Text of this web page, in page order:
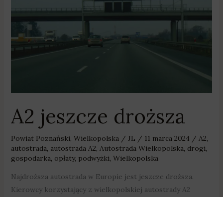
A2 jeszcze droższa
Powiat Poznański, Wielkopolska/ JL / 11 marca 2024 / A2,
autostrada, autostrada A2, Autostrada Wielkopolska, drogi,
gospodarka, opłaty, podwyżki, Wielkopolska
Najdroższa autostrada w Europie jest jeszcze droższa.
Kierowcy korzystający z wielkopolskiej autostrady A2